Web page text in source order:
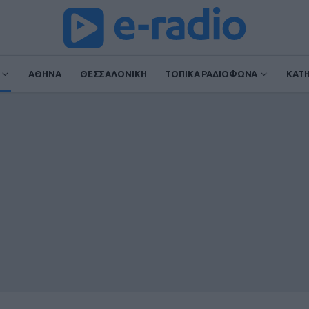
ΑΘΗΝΑ ΘΕΣΣΑΛΟΝΙΚΗ ΤΟΠΙΚΑ ΡΑΔΙΟΦΩΝΑ